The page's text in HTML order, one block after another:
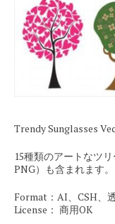
Trendy Sunglasses
15種類のアートなツ
PNG）も含まれます。
Format：AI、CSH、
License： 商用OK